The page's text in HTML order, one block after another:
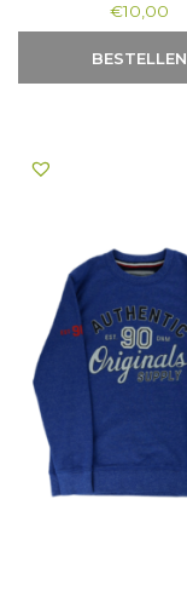
€10,00
BESTELLEN